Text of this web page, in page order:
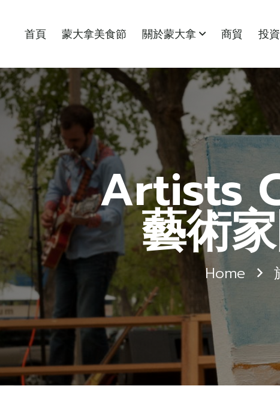
首頁 蒙大拿美食節 關於蒙大拿 商貿 投
Artists
藝術
Home